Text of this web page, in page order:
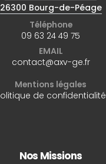
26300 Bourg-de-Péage
Téléphone
09 63 24 49 75
EMAIL
contact@axv-ge.fr
Mentions légales
de confidentialité
Nos Missions